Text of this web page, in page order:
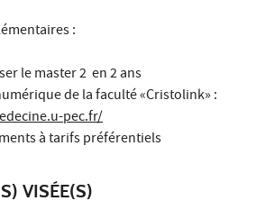
:
le master 2 en 2 ans
de la faculté «Cristolink» :
pec.fr/
à tarifs préférentiels
VISÉE(S)